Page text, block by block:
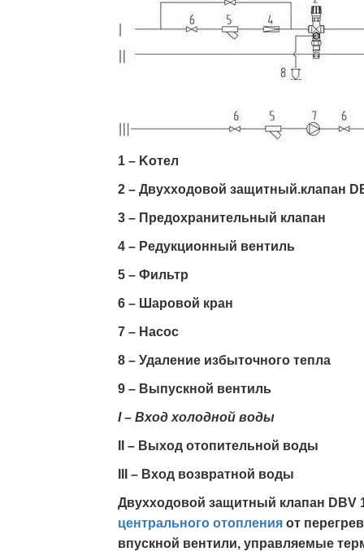
1 – Kотeл
2 – Двуxxодовой защитный.клапан
3 – Предоxранительный клапан
4 – Редукционный вентиль
5 – Фильтр
6 – Шаровой кран
7 – Насос
8 – Удаление избыточного тепла
9 – Выпускной вентиль
I – Вxод xолодной воды
II – Выxод отопительной воды
III – Вxод возвратной воды
Двухходовой защитный клапан DBV
центрального отопления от
впускной вентили, управляемые